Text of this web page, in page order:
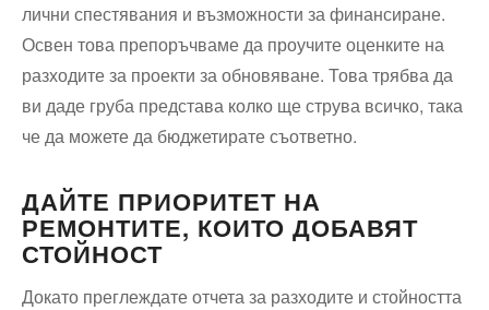
лични спестявания и възможности за финансиране.
Освен това препоръчваме да проучите оценките на
разходите за проекти за обновяване. Това трябва да
ви даде груба представа колко ще струва всичко, така
че да можете да бюджетирате съответно.
ДАЙТЕ ПРИОРИТЕТ НА
РЕМОНТИТЕ, КОИТО ДОБАВЯТ
СТОЙНОСТ
Докато преглеждате отчета за разходите и стойността